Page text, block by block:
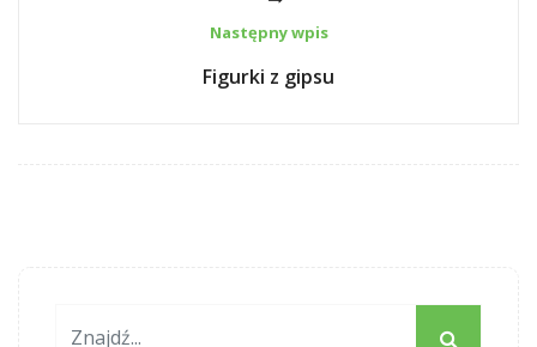
Następny wpis
Figurki z gipsu